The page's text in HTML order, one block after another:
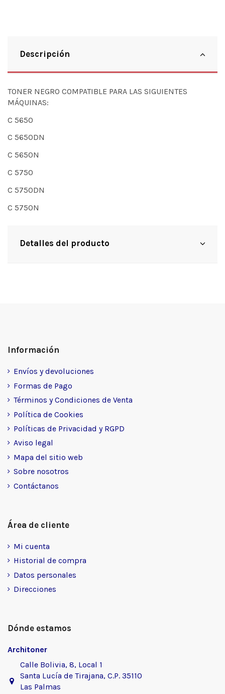
Descripción
TONER NEGRO COMPATIBLE PARA LAS SIGUIENTES
MÁQUINAS:
C 5650
C 5650DN
C 5650N
C 5750
C 5750DN
C 5750N
Detalles del producto
Información
Envíos y devoluciones
Formas de Pago
Términos y Condiciones de Venta
Política de Cookies
Políticas de Privacidad y RGPD
Aviso legal
Mapa del sitio web
Sobre nosotros
Contáctanos
Área de cliente
Mi cuenta
Historial de compra
Datos personales
Direcciones
Dónde estamos
Architoner
Calle Bolivia, 8, Local 1
Santa Lucía de Tirajana, C.P. 35110
Las Palmas